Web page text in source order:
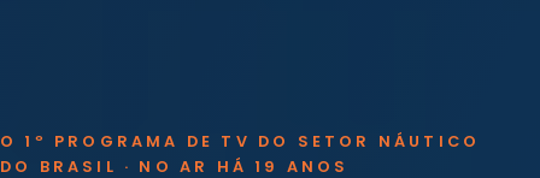
O 1º PROGRAMA DE TV DO SETOR NÁUTICO
DO BRASIL · NO AR HÁ 19 ANOS